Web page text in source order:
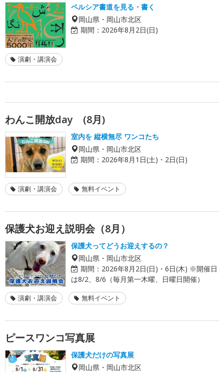
ペルシア書道を見る・書く
岡山県・岡山市北区
期間： 2026年8月2日(日)
演劇・講演会
わんこ開放day (8月)
室内を 縦横無尽 ワンコたち
岡山県・岡山市北区
期間： 2026年8月1日(土)・2日(日)
演劇・講演会 無料イベント
保護犬お迎え説明会（8月）
保護犬ってどうお迎えするの？
岡山県・岡山市北区
期間： 2026年8月2日(日)・6日(木) ※開催日
は8/2、8/6（毎月第一木曜、日曜日開催）
演劇・講演会 無料イベント
ピースワンコ写真展
保護犬だけの写真展
岡山県・岡山市北区